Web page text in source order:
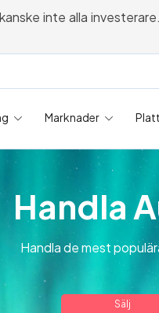
inte alla
Marknader
Handla
Handla de mest
Sälj